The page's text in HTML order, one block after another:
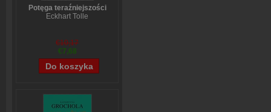
Potęga teraźniejszości
Eckhart Tolle
€10,17
€7,68